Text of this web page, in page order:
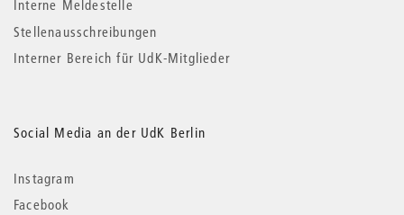
Interne Meldestelle
Stellenausschreibungen
Interner Bereich für UdK-Mitglieder
Social Media an der UdK Berlin
Instagram
Facebook